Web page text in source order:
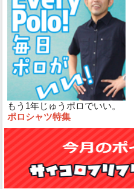
もう1年じゅうポロでいい。
ポロシャツ特集